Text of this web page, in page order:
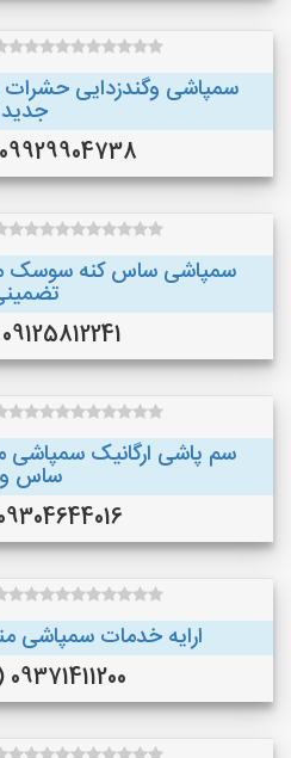
سمپاشی وگندزدایی حشرات
جدید
09929904738 (سنندج )
09125812241 (قزوین)
سم پاشی ارگانیک
ساس
09304644016
ارایه خدمات سمپاشی
09371411200 (زاهدان )